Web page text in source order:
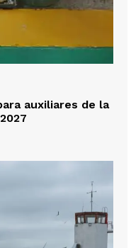
auxiliares de la